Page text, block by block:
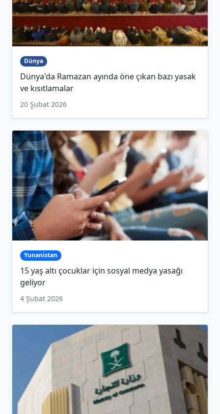
Dünya
Dünya'da Ramazan ayında öne çıkan bazı yasak
ve kısıtlamalar
20 Şubat 2026
Yunanistan
15 yaş altı çocuklar için sosyal medya yasağı
geliyor
4 Şubat 2026